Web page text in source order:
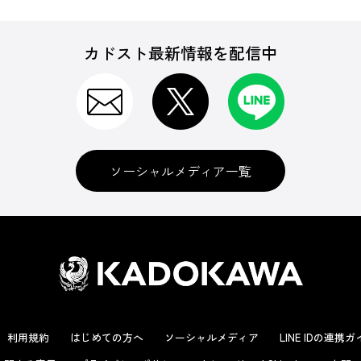
カドスト最新情報を配信中
ソーシャルメディア一覧
利用規約 はじめての方へ ソーシャルメディア LINE IDの連携ガ